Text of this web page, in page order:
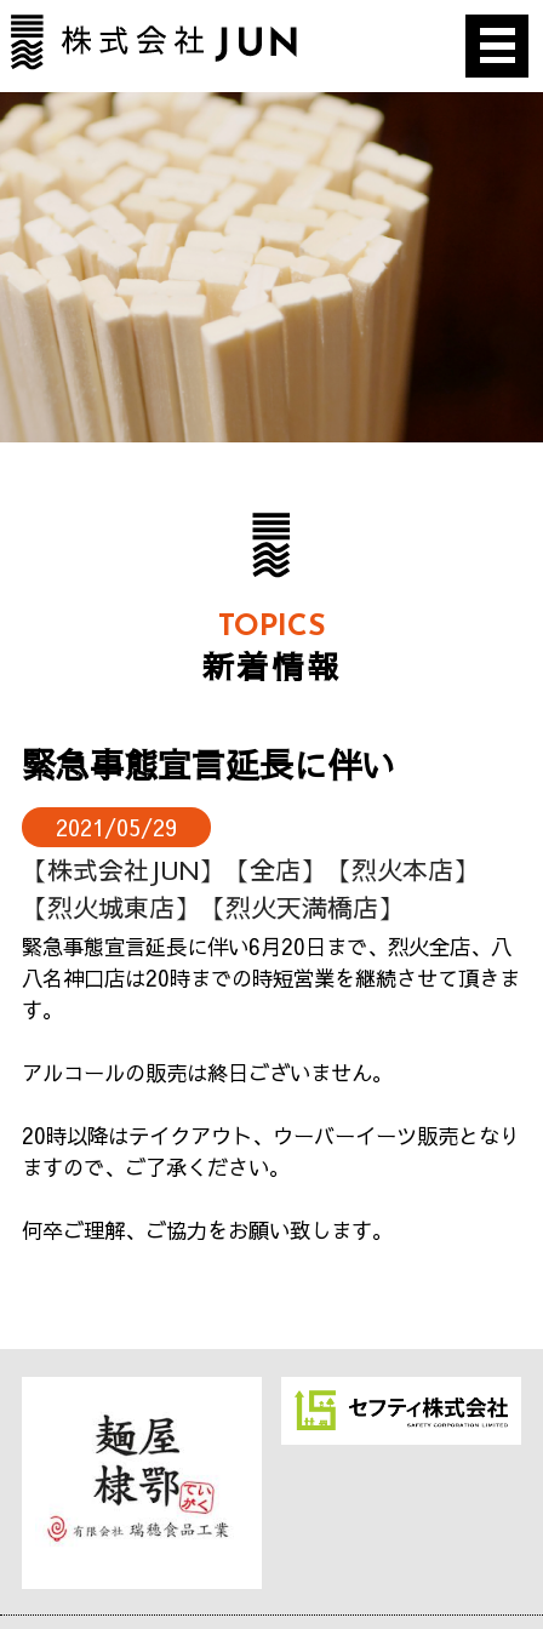
TOPICS
新着情報
緊急事態宣言延長に伴い
2021/05/29
【株式会社JUN】 【全店】
【烈火本店】
【烈火城東店】
【烈火天満橋店】
緊急事態宣言延長に伴い6月20日まで、烈火全店、八
八名神口店は20時までの時短営業を継続させて頂きま
す。
アルコールの販売は終日ございません。
20時以降はテイクアウト、ウーバーイーツ販売となり
ますので、ご了承ください。
何卒ご理解、ご協力をお願い致します。